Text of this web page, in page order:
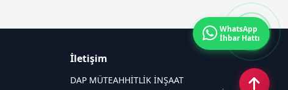
İletişim
DAP MÜTEAHHİTLİK İNŞAAT
WhatsApp
İhbar Hattı